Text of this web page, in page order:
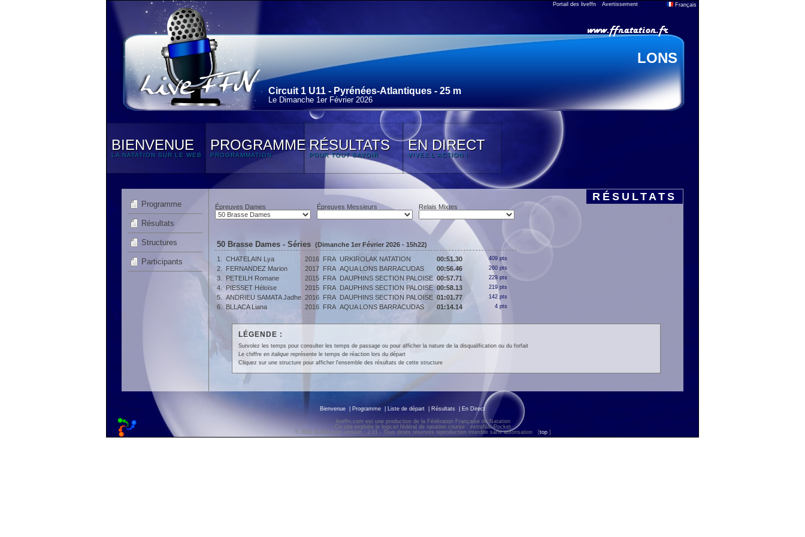
Portail des liveffn Avertissement Français
LONS
Circuit 1 U11 - Pyrénées-Atlantiques - 25 m
Le Dimanche 1erFévrier 2026
BIENVENUE
LA NATATION SUR LE WEB
PROGRAMME
PROGRAMMATION
RÉSULTATS
POUR TOUT SAVOIR
EN DIRECT
VIVEZ L'ACTION !
Programme
Résultats
Structures
Participants
RÉSULTATS
Épreuves Dames Épreuves Messieurs Relais Mixtes
50 Brasse Dames - Séries (Dimanche 1er Février 2026 - 15h22)
1.
CHATELAIN Lya 2016 FRA URKIROLAK NATATION 00:51.30 409 pts
2. FERNANDEZ Marion 2017 FRA AQUA LONS BARRACUDAS 00:56.46 260 pts
3. PETEILH Romane 2015 FRA DAUPHINS SECTION PALOISE 00:57.71 229 pts
4. PIESSET Héloïse 2015 FRA DAUPHINS SECTION PALOISE 00:58.13 219 pts
5. ANDRIEU SAMATA Jadhe 2016 FRA DAUPHINS SECTION PALOISE 01:01.77 142 pts
6. BLLACA Liana 2016 FRA AQUA LONS BARRACUDAS 01:14.14 4 pts
LÉGENDE :
Survolez les temps pour consulter les temps de passage ou pour afficher la nature de la disqualification ou du forfait
Le chiffre en italiquereprésente le temps de réaction lors du départ
Cliquez sur une structure pour afficher l'ensemble des résultats de cette structure
Bienvenue Programme Liste de départ Résultats En Direct
liveffn.com est une production de la Fédération Française de Natation
Ce site exploite le logiciel fédéral de natation course : extraNat-Pocket
© 2011 liveffn.com version : 2.01 - Tous droits réservés reproduction interdite sans autorisation
[top ]